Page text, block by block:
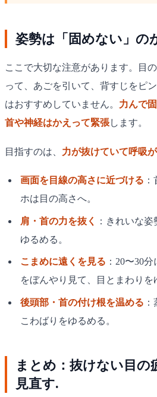
姿勢は「固めない」の
ここで大切な注意があります。目
って、あごを引いて、背すじをピ
はおすすめしていません。 力んで
首や神経はかえって緊張します。
目指すのは、 力が抜けていて呼吸
画面を目線の高さに近づける
ホは目の高さへ。
肩・首の力を抜く
：きれいな
ゆるめる。
こまめに遠くを見る ：20〜30
をぼんやり見て、目とまわりを
後頭部・首の付け根を温める
こわばりをゆるめる。
まとめ：抜けない目の
見直す.